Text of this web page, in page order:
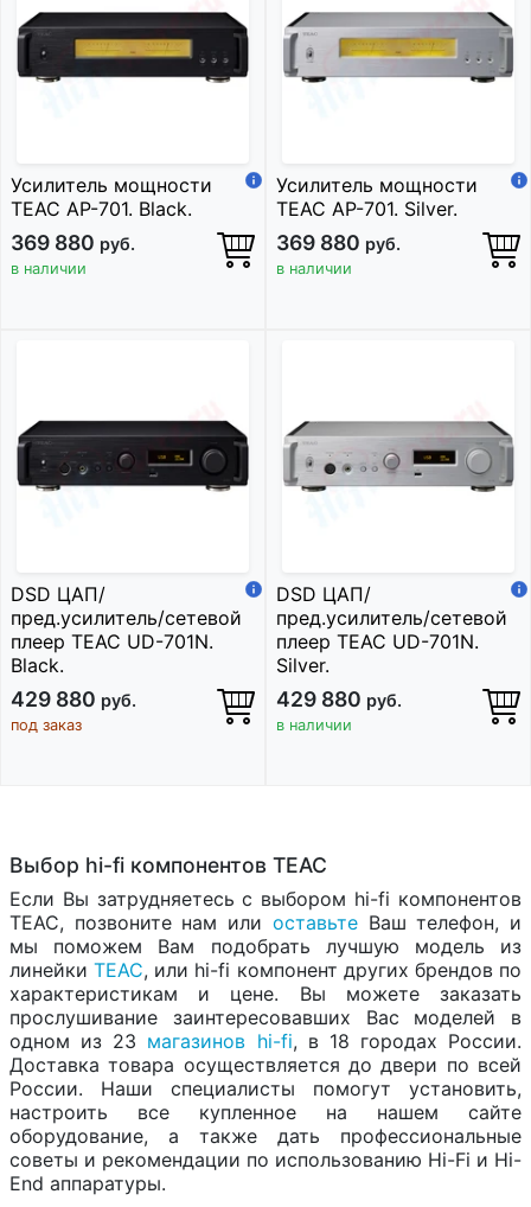
Усилитель мощности
TEAC AP-701. Black.
369 880 руб.
в наличии
Усилитель мощности
TEAC AP-701. Silver.
369 880 руб.
в наличии
DSD ЦАП/
пред.усилитель/сетевой
плеер TEAC UD-701N.
Black.
429 880 руб.
под заказ
DSD ЦАП/
пред.усилитель/сетевой
плеер TEAC UD-701N.
Silver.
429 880 руб.
в наличии
Выбор hi-fi компонентов TEAC
Если Вы затрудняетесь с выбором hi-fi компонентов
TEAC, позвоните нам или оставьтеВаш телефон, и
мы поможем Вам подобрать лучшую модель из
линейкиTEAC, или hi-fi компонент других брендов по
характеристикам и цене. Вы можете заказать
прослушивание заинтересовавших Вас моделей в
одном из 23 магазинов hi-fi, в 18 городах России.
Доставка товара осуществляется до двери по всей
России. Наши специалисты помогут установить,
настроить все купленное на нашем сайте
оборудование, а также дать профессиональные
советы и рекомендации по использованию Hi-Fi и Hi-
End аппаратуры.